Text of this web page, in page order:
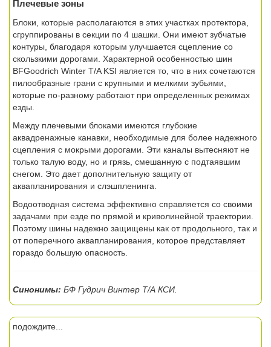
Плечевые зоны
Блоки, которые располагаются в этих участках протектора,
сгруппированы в секции по 4 шашки. Они имеют зубчатые
контуры, благодаря которым улучшается сцепление со
скользкими дорогами. Характерной особенностью шин
BFGoodrich Winter T/A KSI является то, что в них сочетаются
пилообразные грани с крупными и мелкими зубьями,
которые по-разному работают при определенных режимах
езды.
Между плечевыми блоками имеются глубокие
аквадренажные канавки, необходимые для более надежного
сцепления с мокрыми дорогами. Эти каналы вытесняют не
только талую воду, но и грязь, смешанную с подтаявшим
снегом. Это дает дополнительную защиту от
аквапланирования и слэшпленинга.
Водоотводная система эффективно справляется со своими
задачами при езде по прямой и криволинейной траектории.
Поэтому шины надежно защищены как от продольного, так и
от поперечного аквапланирования, которое представляет
гораздо большую опасность.
Синонимы: БФ Гудрич Винтер Т/А КСИ.
подождите...